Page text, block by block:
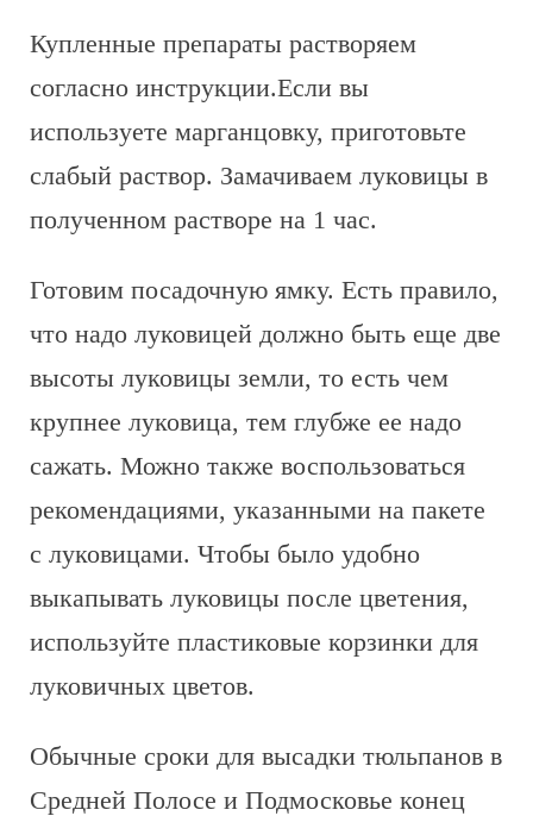
Купленные препараты растворяем
согласно инструкции.Если вы
используете марганцовку, приготовьте
слабый раствор. Замачиваем луковицы в
полученном растворе на 1 час.
Готовим посадочную ямку. Есть правило,
что надо луковицей должно быть еще две
высоты луковицы земли, то есть чем
крупнее луковица, тем глубже ее надо
сажать. Можно также воспользоваться
рекомендациями, указанными на пакете
с луковицами. Чтобы было удобно
выкапывать луковицы после цветения,
используйте пластиковые корзинки для
луковичных цветов.
Обычные сроки для высадки тюльпанов в
Средней Полосе и Подмосковье конец